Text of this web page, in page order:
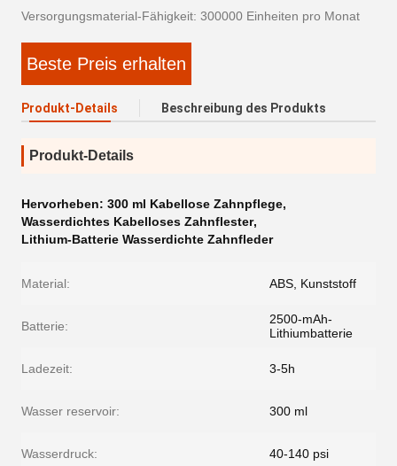
Versorgungsmaterial-Fähigkeit: 300000 Einheiten pro Monat
Beste Preis erhalten
Produkt-Details Beschreibung des Produkts
Produkt-Details
Hervorheben: 300 ml Kabellose Zahnpflege,
Wasserdichtes Kabelloses Zahnflester,
Lithium-Batterie Wasserdichte Zahnfleder
Material: ABS, Kunststoff
Batterie:
2500-mAh-
Lithiumbatterie
Ladezeit: 3-5h
Wasser reservoir: 300 ml
Wasserdruck: 40-140 psi